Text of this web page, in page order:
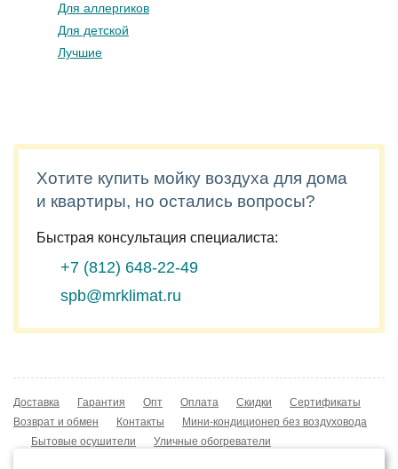
Для аллергиков
Для детской
Лучшие
Хотите купить мойку воздуха для дома
и квартиры, но остались вопросы?
Быстрая консультация специалиста:
+7 (812) 648-22-49
spb@mrklimat.ru
Доставка Гарантия Опт Оплата Скидки
Сертификаты
Возврат и обмен
Контакты
Мини-кондиционер без воздуховода
Бытовые осушители
Уличные обогреватели